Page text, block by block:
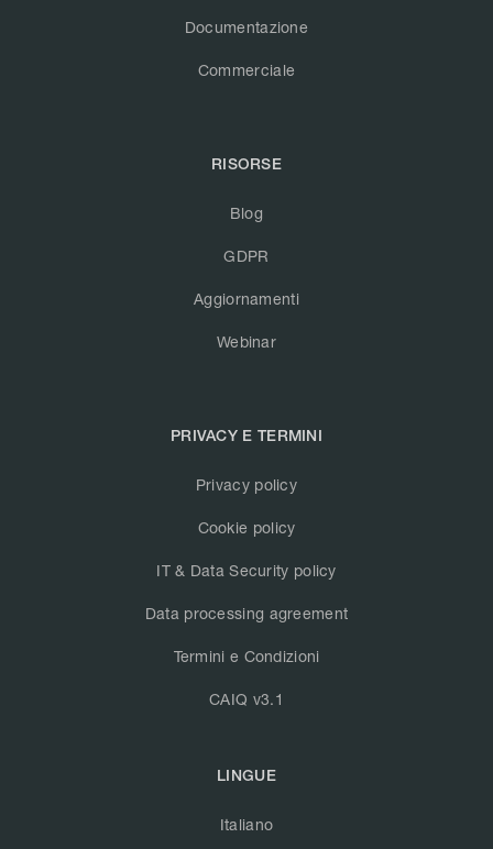
Documentazione
Commerciale
RISORSE
Blog
GDPR
Aggiornamenti
Webinar
PRIVACY E TERMINI
Privacy policy
Cookie policy
IT & Data Security policy
Data processing agreement
Termini e Condizioni
CAIQ v3.1
LINGUE
Italiano